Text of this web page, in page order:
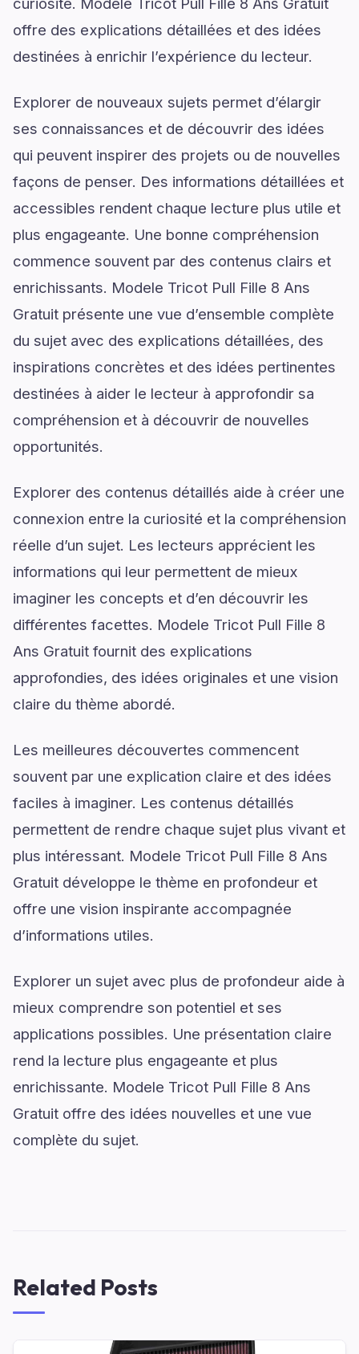
offre des explications détaillées et des idées
destinées à enrichir l’expérience du lecteur.
Explorer de nouveaux sujets permet d’élargir
ses connaissances et de découvrir des idées
qui peuvent inspirer des projets ou de nouvelles
façons de penser. Des informations détaillées et
accessibles rendent chaque lecture plus utile et
plus engageante. Une bonne compréhension
commence souvent par des contenus clairs et
enrichissants. Modele Tricot Pull Fille 8 Ans
Gratuit présente une vue d’ensemble complète
du sujet avec des explications détaillées, des
inspirations concrètes et des idées pertinentes
destinées à aider le lecteur à approfondir sa
compréhension et à découvrir de nouvelles
opportunités.
Explorer des contenus détaillés aide à créer une
connexion entre la curiosité et la compréhension
réelle d’un sujet. Les lecteurs apprécient les
informations qui leur permettent de mieux
imaginer les concepts et d’en découvrir les
différentes facettes. Modele Tricot Pull Fille 8
Ans Gratuit fournit des explications
approfondies, des idées originales et une vision
claire du thème abordé.
Les meilleures découvertes commencent
souvent par une explication claire et des idées
faciles à imaginer. Les contenus détaillés
permettent de rendre chaque sujet plus vivant et
plus intéressant. Modele Tricot Pull Fille 8 Ans
Gratuit développe le thème en profondeur et
offre une vision inspirante accompagnée
d’informations utiles.
Explorer un sujet avec plus de profondeur aide à
mieux comprendre son potentiel et ses
applications possibles. Une présentation claire
rend la lecture plus engageante et plus
enrichissante. Modele Tricot Pull Fille 8 Ans
Gratuit offre des idées nouvelles et une vue
complète du sujet.
Related Posts